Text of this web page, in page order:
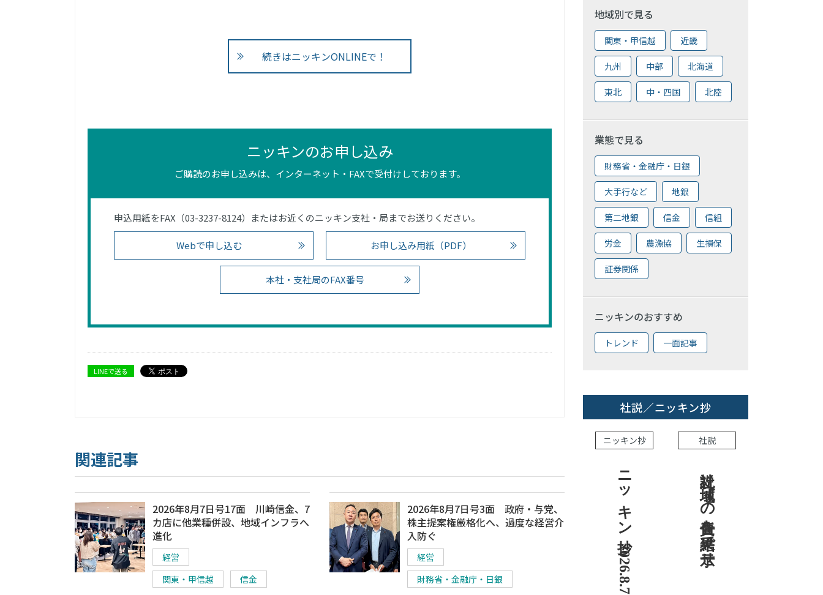
続きはニッキンONLINEで！
ニッキンのお申し込み
ご購読のお申し込みは、インターネット・FAXで受付けしております。
申込用紙をFAX（03-3237-8124）またはお近くのニッキン支社・局までお送りください。
Webで申し込む お申し込み用紙（PDF）
本社・支社局のFAX番号
LINEで送る
関連記事
2026年8月7日号17面 川崎信金、7
カ店に他業種併設、地域インフラへ
進化
経営
関東・甲信越
信金
2026年8月7日号3面 政府・与党、
株主提案権厳格化へ、過度な経営介
入防ぐ
経営
財務省・金融庁・日銀
地域別で見る
関東・甲信越 近畿
九州 中部 北海道
東北 中・四国 北陸
業態で見る
財務省・金融庁・日銀
大手行など 地銀
第二地銀 信金 信組
労金 農漁協 生損保
証券関係
ニッキンのおすすめ
トレンド 一面記事
社説／ニッキン抄
ニッキン抄
ニッキン抄 2026.8.7
社説
社説 地域への責任を結果で示せ